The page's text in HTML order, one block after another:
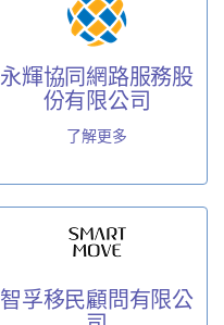
永輝協同網路服務股
份有限公司
了解更多
智孚移民顧問有限公